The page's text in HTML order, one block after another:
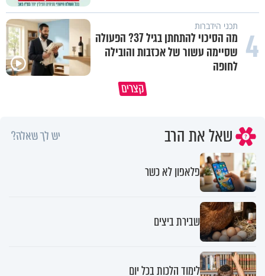
4 תכני הידברות
מה הסיכוי להתחתן בגיל 37? הפעולה
שסיימה עשור של אכזבות והובילה
לחופה
קצרים
נפתח את העינים ונראה שהינו
שאל את הרב יש לך שאלה?
פלאפון לא כשר
שבירת ביצים
לימוד הלכות בכל יום